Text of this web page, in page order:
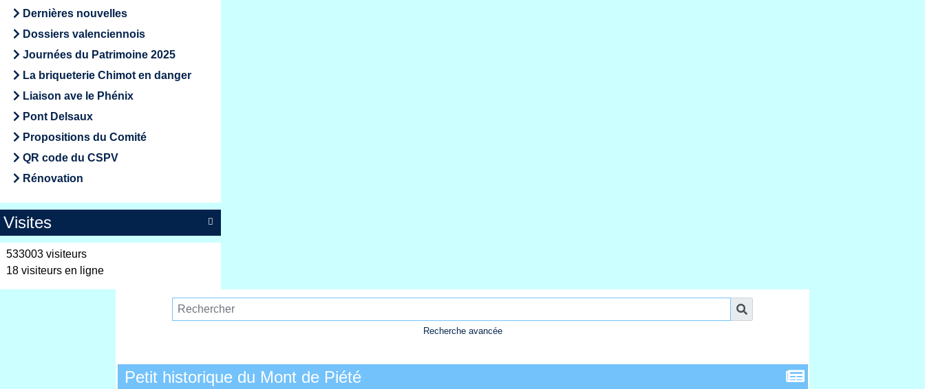
Dernières nouvelles
Dossiers valenciennois
Journées du Patrimoine 2025
La briqueterie Chimot en danger
Liaison ave le Phénix
Pont Delsaux
Propositions du Comité
QR code du CSPV
Rénovation

Visites
533003 visiteurs
18 visiteurs en ligne
Recherche avancée
Petit historique du Mont de Piété